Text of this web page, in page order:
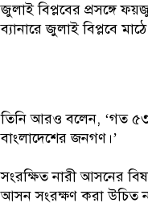
জুলাই বিপ্লবের প্রসঙ্গে
ব্যানারে জুলাই বিপ্লবে
তিনি আরও বলেন, ‘গত ৫৩
বাংলাদেশের জনগণ।’
সংরক্ষিত নারী আসনের
আসন সংরক্ষণ করা উচিত